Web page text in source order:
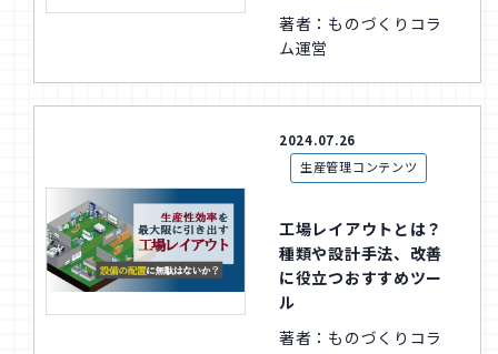
著者：ものづくりコラ
ム運営
2024.07.26
生産管理コンテンツ
工場レイアウトとは？
種類や設計手法、改善
に役立つおすすめツー
ル
著者：ものづくりコラ